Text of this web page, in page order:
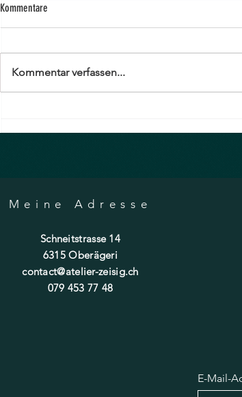
Verkaufsfläche
Kommentare
Kommentar verfassen...
Meine Adresse
Schneitstrasse 14
6315 Oberägeri
contact@atelier-zeisig.ch
079 453 77 48
E-Mail-